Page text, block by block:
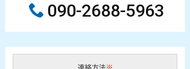
090-2688-5963